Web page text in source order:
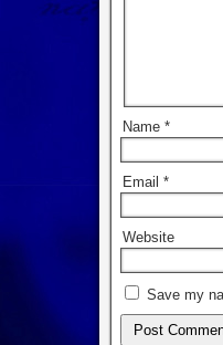
Name *
Email *
Website
Save my